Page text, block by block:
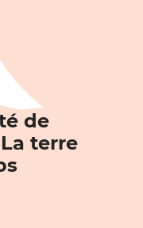
de
terre